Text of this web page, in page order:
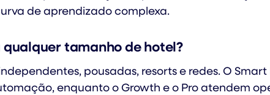
de aprendizado complexa.
tamanho de hotel?
pousadas, resorts e redes. O
enquanto o Growth e o Pro atendem